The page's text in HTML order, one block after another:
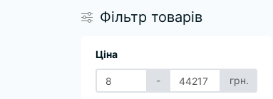
Фільтр товарів
Ціна
- грн.